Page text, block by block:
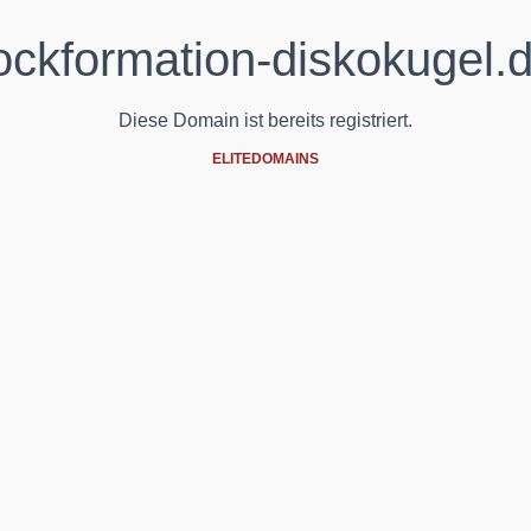
Diese Domain ist bereits registriert.
ELITEDOMAINS